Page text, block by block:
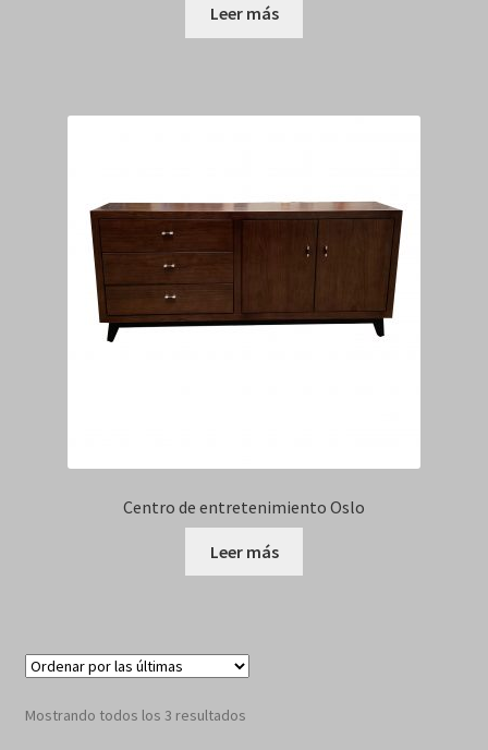
Leer más
Centro de entretenimiento Oslo
Leer más
Mostrando todos los 3 resultadosSorted